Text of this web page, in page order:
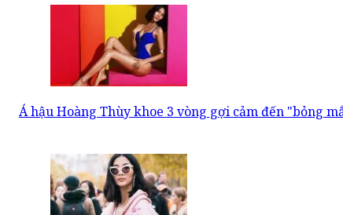
Á hậu Hoàng Thùy khoe 3 vòng gợi cảm đến "bỏng